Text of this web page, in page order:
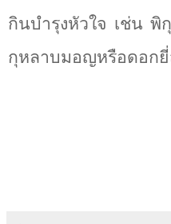
กินบำรุงหัวใจ เช่น พิ
กุหลาบมอญหรือดอก